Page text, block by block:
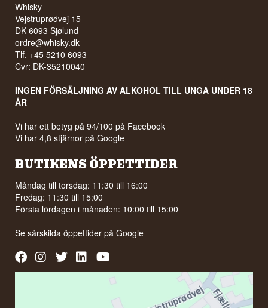
Whisky
Vejstruprødvej 15
DK-6093 Sjølund
ordre@whisky.dk
Tlf. +45 5210 6093
Cvr: DK-35210040
INGEN FÖRSÄLJNING AV ALKOHOL TILL UNGA UNDER 18
ÅR
Vi har ett betyg på 94/100 på Facebook
Vi har 4,8 stjärnor på Google
BUTIKENS ÖPPETTIDER
Måndag till torsdag: 11:30 till 16:00
Fredag: 11:30 till 15:00
Första lördagen i månaden: 10:00 till 15:00
Se särskilda öppettider påGoogle